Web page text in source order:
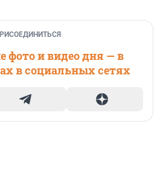
фото и видео дня — в
в социальных сетях